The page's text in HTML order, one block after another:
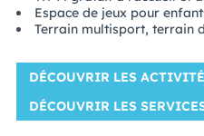
Espace de jeux pour
Terrain multisport, terrain
DÉCOUVRIR LES
DÉCOUVRIR LES